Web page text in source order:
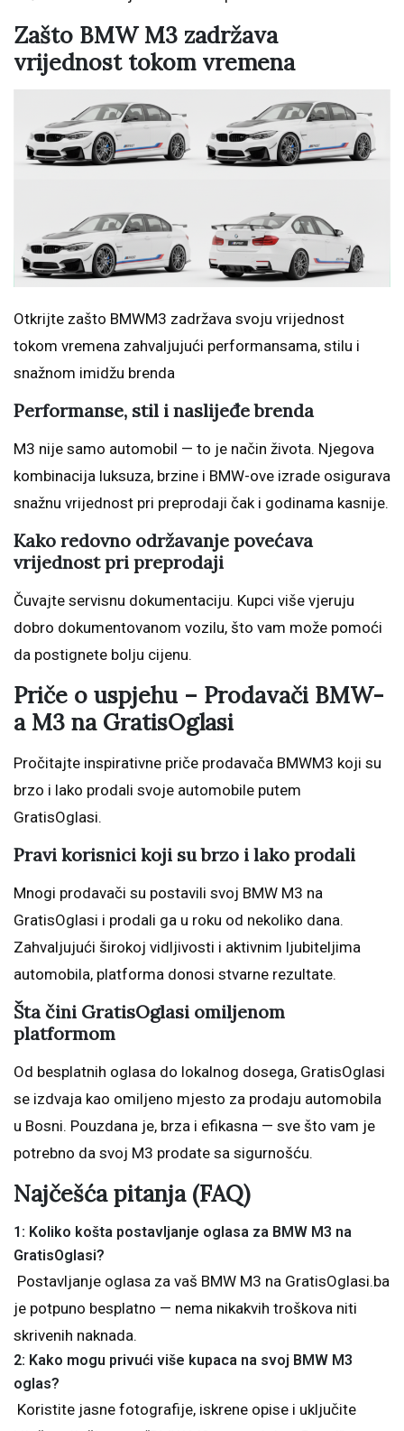
Zašto BMW M3 zadržava
vrijednost tokom vremena
Otkrijte zašto BMWM3 zadržava svoju vrijednost
tokom vremena zahvaljujući performansama, stilu i
snažnom imidžu brenda
Performanse, stil i naslijeđe brenda
M3 nije samo automobil — to je način života. Njegova
kombinacija luksuza, brzine i BMW-ove izrade osigurava
snažnu vrijednost pri preprodaji čak i godinama kasnije.
Kako redovno održavanje povećava
vrijednost pri preprodaji
Čuvajte servisnu dokumentaciju. Kupci više vjeruju
dobro dokumentovanom vozilu, što vam može pomoći
da postignete bolju cijenu.
Priče o uspjehu – Prodavači BMW-
a M3 na GratisOglasi
Pročitajte inspirativne priče prodavača BMWM3 koji su
brzo i lako prodali svoje automobile putem
GratisOglasi.
Pravi korisnici koji su brzo i lako prodali
Mnogi prodavači su postavili svoj BMW M3 na
GratisOglasi i prodali ga u roku od nekoliko dana.
Zahvaljujući širokoj vidljivosti i aktivnim ljubiteljima
automobila, platforma donosi stvarne rezultate.
Šta čini GratisOglasi omiljenom
platformom
Od besplatnih oglasa do lokalnog dosega, GratisOglasi
se izdvaja kao omiljeno mjesto za prodaju automobila
u Bosni. Pouzdana je, brza i efikasna — sve što vam je
potrebno da svoj M3 prodate sa sigurnošću.
Najčešća pitanja (FAQ)
1: Koliko košta postavljanje oglasa za BMW M3 na
GratisOglasi?
Postavljanje oglasa za vaš BMW M3 na GratisOglasi.ba
je potpuno besplatno — nema nikakvih troškova niti
skrivenih naknada.
2: Kako mogu privući više kupaca na svoj BMW M3
oglas?
Koristite jasne fotografije, iskrene opise i uključite